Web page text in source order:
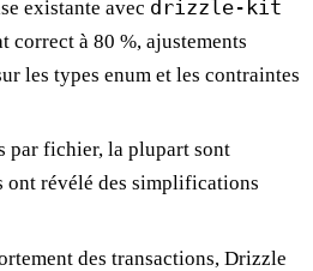
existante avec drizzle-kit
correct à 80 %, ajustements
les types enum et les contraintes
par fichier, la plupart sont
ont révélé des simplifications
des transactions, Drizzle